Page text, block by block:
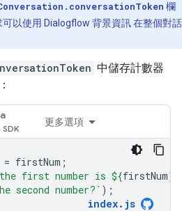
欄
以使用 Dialogflow 背景資訊 在整個對話
中儲存計數器
更多選項
= firstNum ;
first number is ${firstNum}
second number?` );
index. js